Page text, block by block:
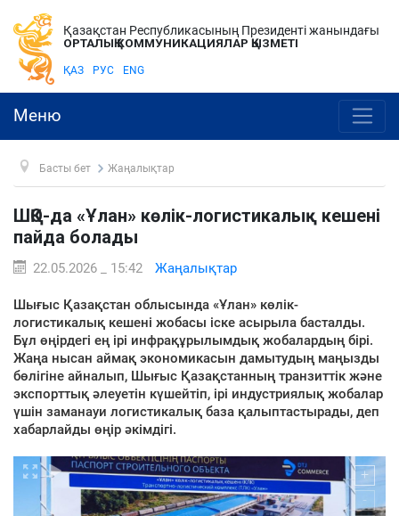
Қазақстан Республикасының Президенті жанындағы
ОРТАЛЫҚ КОММУНИКАЦИЯЛАР ҚЫЗМЕТІ
ҚАЗ РУС ENG
Меню
Басты бет Жаңалықтар
ШҚО-да «Ұлан» көлік-логистикалық кешені
пайда болады
22.05.2026 _ 15:42 Жаңалықтар
Шығыс Қазақстан облысында «Ұлан» көлік-
логистикалық кешені жобасы іске асырыла басталды.
Бұл өңірдегі ең ірі инфрақұрылымдық жобалардың бірі.
Жаңа нысан аймақ экономикасын дамытудың маңызды
бөлігіне айналып, Шығыс Қазақстанның транзиттік және
экспорттық әлеуетін күшейтіп, ірі индустриялық жобалар
үшін заманауи логистикалық база қалыптастырады, деп
хабарлайды өңір әкімдігі.